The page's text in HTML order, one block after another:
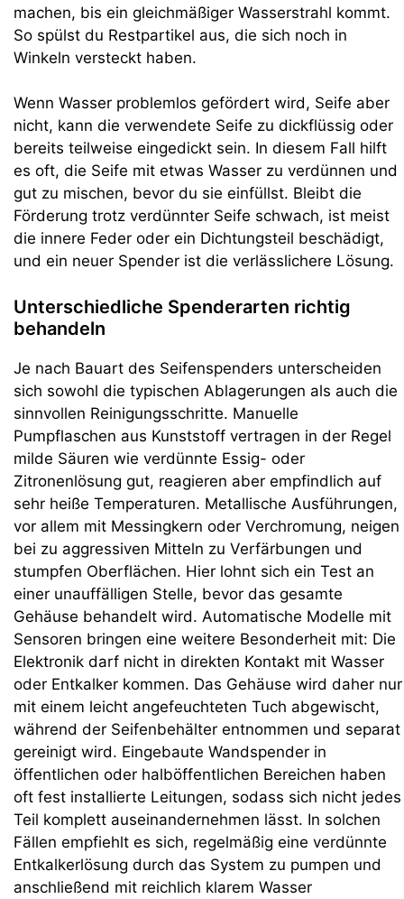
machen, bis ein gleichmäßiger Wasserstrahl kommt.
So spülst du Restpartikel aus, die sich noch in
Winkeln versteckt haben.
Wenn Wasser problemlos gefördert wird, Seife aber
nicht, kann die verwendete Seife zu dickflüssig oder
bereits teilweise eingedickt sein. In diesem Fall hilft
es oft, die Seife mit etwas Wasser zu verdünnen und
gut zu mischen, bevor du sie einfüllst. Bleibt die
Förderung trotz verdünnter Seife schwach, ist meist
die innere Feder oder ein Dichtungsteil beschädigt,
und ein neuer Spender ist die verlässlichere Lösung.
Unterschiedliche Spenderarten richtig
behandeln
Je nach Bauart des Seifenspenders unterscheiden
sich sowohl die typischen Ablagerungen als auch die
sinnvollen Reinigungsschritte. Manuelle
Pumpflaschen aus Kunststoff vertragen in der Regel
milde Säuren wie verdünnte Essig- oder
Zitronenlösung gut, reagieren aber empfindlich auf
sehr heiße Temperaturen. Metallische Ausführungen,
vor allem mit Messingkern oder Verchromung, neigen
bei zu aggressiven Mitteln zu Verfärbungen und
stumpfen Oberflächen. Hier lohnt sich ein Test an
einer unauffälligen Stelle, bevor das gesamte
Gehäuse behandelt wird. Automatische Modelle mit
Sensoren bringen eine weitere Besonderheit mit: Die
Elektronik darf nicht in direkten Kontakt mit Wasser
oder Entkalker kommen. Das Gehäuse wird daher nur
mit einem leicht angefeuchteten Tuch abgewischt,
während der Seifenbehälter entnommen und separat
gereinigt wird. Eingebaute Wandspender in
öffentlichen oder halböffentlichen Bereichen haben
oft fest installierte Leitungen, sodass sich nicht jedes
Teil komplett auseinandernehmen lässt. In solchen
Fällen empfiehlt es sich, regelmäßig eine verdünnte
Entkalkerlösung durch das System zu pumpen und
anschließend mit reichlich klarem Wasser